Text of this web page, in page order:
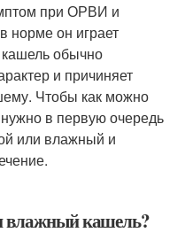
при ОРВИ и
норме он играет
обычно
и причиняет
Чтобы как можно
в первую очередь
или влажный и
влажный кашель?